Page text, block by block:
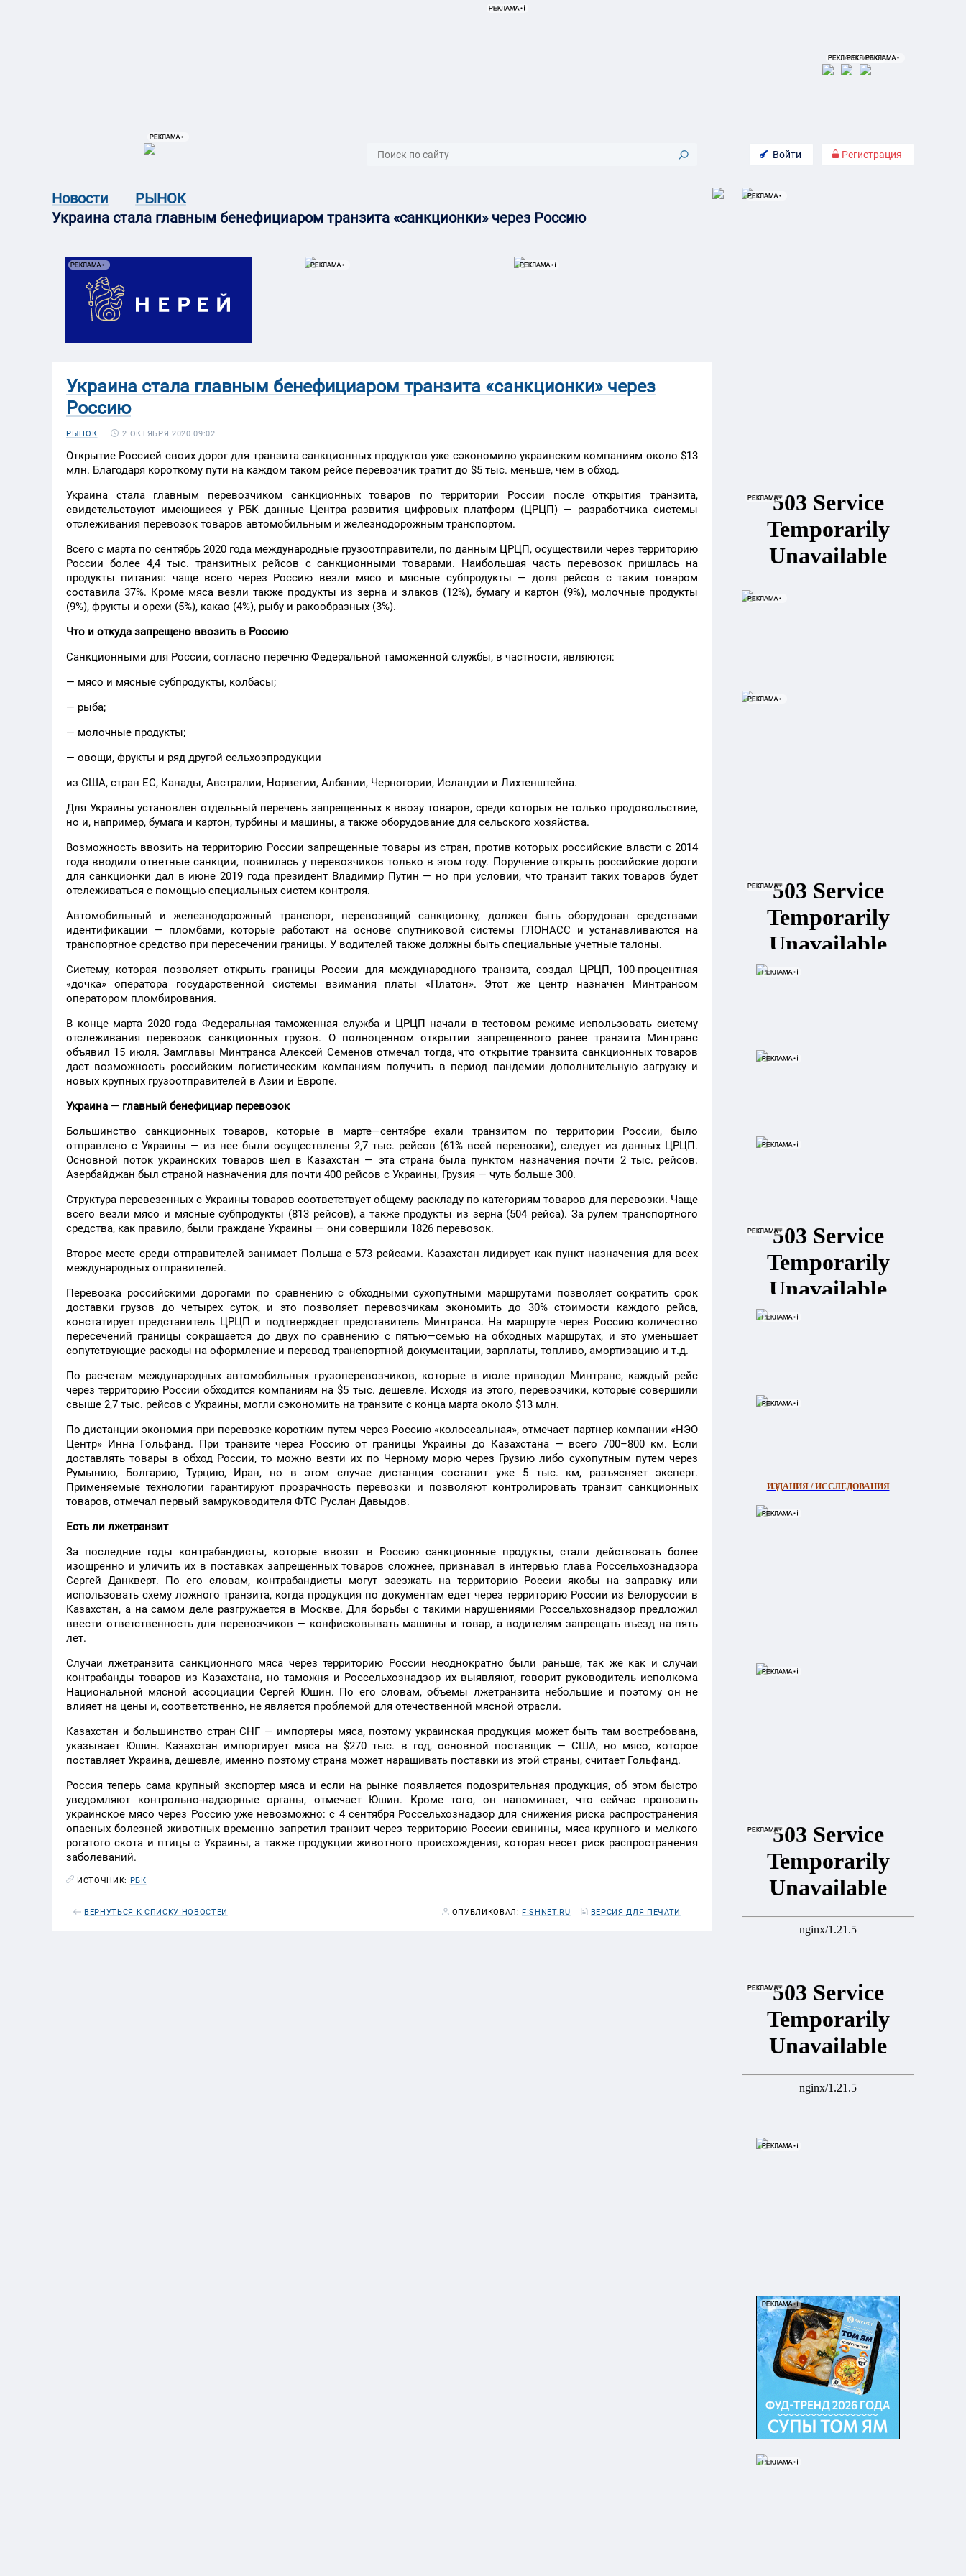
Войти Регистрация
Новости
РЫНОК
Украина стала главным бенефициаром транзита «санкционки» через Россию
Украина стала главным бенефициаром транзита «санкционки» через
Россию
РЫНОК 2 ОКТЯБРЯ 2020 09:02
Открытие Россией своих дорог для транзита санкционных продуктов уже сэкономило украинским компаниям около $13
млн. Благодаря короткому пути на каждом таком рейсе перевозчик тратит до $5 тыс. меньше, чем в обход.
Украина стала главным перевозчиком санкционных товаров по территории России после открытия транзита,
свидетельствуют имеющиеся у РБК данные Центра развития цифровых платформ (ЦРЦП) — разработчика системы
отслеживания перевозок товаров автомобильным и железнодорожным транспортом.
Всего с марта по сентябрь 2020 года международные грузоотправители, по данным ЦРЦП, осуществили через территорию
России более 4,4 тыс. транзитных рейсов с санкционными товарами. Наибольшая часть перевозок пришлась на
продукты питания: чаще всего через Россию везли мясо и мясные субпродукты — доля рейсов с таким товаром
составила 37%. Кроме мяса везли также продукты из зерна и злаков (12%), бумагу и картон (9%), молочные продукты
(9%), фрукты и орехи (5%), какао (4%), рыбу и ракообразных (3%).
Что и откуда запрещено ввозить в Россию
Санкционными для России, согласно перечню Федеральной таможенной службы, в частности, являются:
— мясо и мясные субпродукты, колбасы;
— рыба;
— молочные продукты;
— овощи, фрукты и ряд другой сельхозпродукции
из США, стран ЕС, Канады, Австралии, Норвегии, Албании, Черногории, Исландии и Лихтенштейна.
Для Украины установлен отдельный перечень запрещенных к ввозу товаров, среди которых не только продовольствие,
но и, например, бумага и картон, турбины и машины, а также оборудование для сельского хозяйства.
Возможность ввозить на территорию России запрещенные товары из стран, против которых российские власти с 2014
года вводили ответные санкции, появилась у перевозчиков только в этом году. Поручение открыть российские дороги
для санкционки дал в июне 2019 года президент Владимир Путин — но при условии, что транзит таких товаров будет
отслеживаться с помощью специальных систем контроля.
Автомобильный и железнодорожный транспорт, перевозящий санкционку, должен быть оборудован средствами
идентификации — пломбами, которые работают на основе спутниковой системы ГЛОНАСС и устанавливаются на
транспортное средство при пересечении границы. У водителей также должны быть специальные учетные талоны.
Систему, которая позволяет открыть границы России для международного транзита, создал ЦРЦП, 100-процентная
«дочка» оператора государственной системы взимания платы «Платон». Этот же центр назначен Минтрансом
оператором пломбирования.
В конце марта 2020 года Федеральная таможенная служба и ЦРЦП начали в тестовом режиме использовать систему
отслеживания перевозок санкционных грузов. О полноценном открытии запрещенного ранее транзита Минтранс
объявил 15 июля. Замглавы Минтранса Алексей Семенов отмечал тогда, что открытие транзита санкционных товаров
даст возможность российским логистическим компаниям получить в период пандемии дополнительную загрузку и
новых крупных грузоотправителей в Азии и Европе.
Украина — главный бенефициар перевозок
Большинство санкционных товаров, которые в марте—сентябре ехали транзитом по территории России, было
отправлено с Украины — из нее были осуществлены 2,7 тыс. рейсов (61% всей перевозки), следует из данных ЦРЦП.
Основной поток украинских товаров шел в Казахстан — эта страна была пунктом назначения почти 2 тыс. рейсов.
Азербайджан был страной назначения для почти 400 рейсов с Украины, Грузия — чуть больше 300.
Структура перевезенных с Украины товаров соответствует общему раскладу по категориям товаров для перевозки. Чаще
всего везли мясо и мясные субпродукты (813 рейсов), а также продукты из зерна (504 рейса). За рулем транспортного
средства, как правило, были граждане Украины — они совершили 1826 перевозок.
Второе месте среди отправителей занимает Польша с 573 рейсами. Казахстан лидирует как пункт назначения для всех
международных отправителей.
Перевозка российскими дорогами по сравнению с обходными сухопутными маршрутами позволяет сократить срок
доставки грузов до четырех суток, и это позволяет перевозчикам экономить до 30% стоимости каждого рейса,
констатирует представитель ЦРЦП и подтверждает представитель Минтранса. На маршруте через Россию количество
пересечений границы сокращается до двух по сравнению с пятью—семью на обходных маршрутах, и это уменьшает
сопутствующие расходы на оформление и перевод транспортной документации, зарплаты, топливо, амортизацию и т.д.
По расчетам международных автомобильных грузоперевозчиков, которые в июле приводил Минтранс, каждый рейс
через территорию России обходится компаниям на $5 тыс. дешевле. Исходя из этого, перевозчики, которые совершили
свыше 2,7 тыс. рейсов с Украины, могли сэкономить на транзите с конца марта около $13 млн.
По дистанции экономия при перевозке коротким путем через Россию «колоссальная», отмечает партнер компании «НЭО
Центр» Инна Гольфанд. При транзите через Россию от границы Украины до Казахстана — всего 700–800 км. Если
доставлять товары в обход России, то можно везти их по Черному морю через Грузию либо сухопутным путем через
Румынию, Болгарию, Турцию, Иран, но в этом случае дистанция составит уже 5 тыс. км, разъясняет эксперт.
Применяемые технологии гарантируют прозрачность перевозки и позволяют контролировать транзит санкционных
товаров, отмечал первый замруководителя ФТС Руслан Давыдов.
Есть ли лжетранзит
За последние годы контрабандисты, которые ввозят в Россию санкционные продукты, стали действовать более
изощренно и уличить их в поставках запрещенных товаров сложнее, признавал в интервью глава Россельхознадзора
Сергей Данкверт. По его словам, контрабандисты могут заезжать на территорию России якобы на заправку или
использовать схему ложного транзита, когда продукция по документам едет через территорию России из Белоруссии в
Казахстан, а на самом деле разгружается в Москве. Для борьбы с такими нарушениями Россельхознадзор предложил
ввести ответственность для перевозчиков — конфисковывать машины и товар, а водителям запрещать въезд на пять
лет.
Случаи лжетранзита санкционного мяса через территорию России неоднократно были раньше, так же как и случаи
контрабанды товаров из Казахстана, но таможня и Россельхознадзор их выявляют, говорит руководитель исполкома
Национальной мясной ассоциации Сергей Юшин. По его словам, объемы лжетранзита небольшие и поэтому он не
влияет на цены и, соответственно, не является проблемой для отечественной мясной отрасли.
Казахстан и большинство стран СНГ — импортеры мяса, поэтому украинская продукция может быть там востребована,
указывает Юшин. Казахстан импортирует мяса на $270 тыс. в год, основной поставщик — США, но мясо, которое
поставляет Украина, дешевле, именно поэтому страна может наращивать поставки из этой страны, считает Гольфанд.
Россия теперь сама крупный экспортер мяса и если на рынке появляется подозрительная продукция, об этом быстро
уведомляют контрольно-надзорные органы, отмечает Юшин. Кроме того, он напоминает, что сейчас провозить
украинское мясо через Россию уже невозможно: с 4 сентября Россельхознадзор для снижения риска распространения
опасных болезней животных временно запретил транзит через территорию России свинины, мяса крупного и мелкого
рогатого скота и птицы с Украины, а также продукции животного происхождения, которая несет риск распространения
заболеваний.
ИСТОЧНИК: РБК
ВЕРНУТЬСЯ К СПИСКУ НОВОСТЕЙ ОПУБЛИКОВАЛ: FISHNET.RU ВЕРСИЯ ДЛЯ ПЕЧАТИ
ИЗДАНИЯ / ИССЛЕДОВАНИЯ